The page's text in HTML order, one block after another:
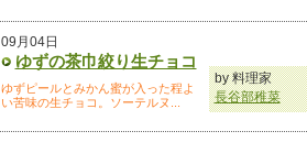
09月04日
ゆずの茶巾絞り生チョコ
ゆずピールとみかん蜜が入った程よ
い苦味の生チョコ。ソーテルヌ...
by 料理家
長谷部稚菜